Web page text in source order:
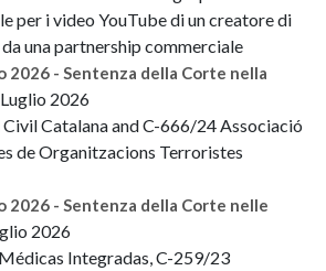
per i video YouTube di un creatore di
una partnership commerciale
2026 - Sentenza della Corte nella
2026
Catalana and C-666/24 Associació
de Organitzacions Terroristes
2026 - Sentenza della Corte nelle
2026
Integradas, C-259/23